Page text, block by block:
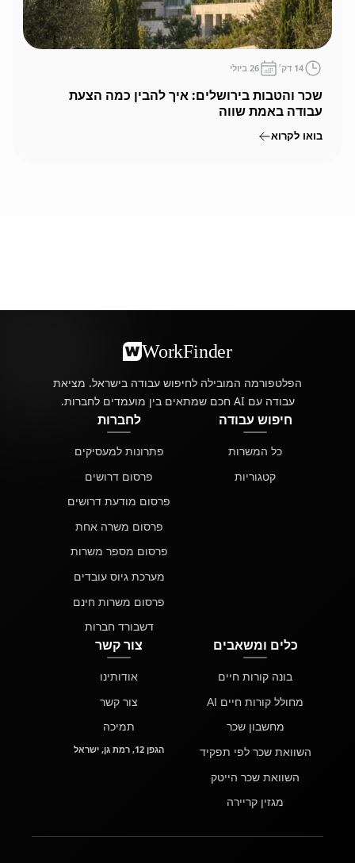
14 דק׳ 26 ביולי
שכר והטבות בירושלים: איך להבין כמה הצעת
עבודה באמת שווה
בואו לקרוא
WorkFinder
הפלטפורמה המובילה לחיפוש עבודה בישראל. מציאת
עבודה עם AI חכם שמתאים בין מועמדים לחברות.
חיפוש עבודה
כל המשרות
קטגוריות
לחברות
פתרונות למעסיקים
פרסום דרושים
פרסום מודעת דרושים
פרסום משרה אחת
פרסום מספר משרות
מערכת גיוס עובדים
פרסום משרות חינם
דשבורד חברות
כלים ומשאבים
בונה קורות חיים
מחולל קורות חיים AI
מחשבון שכר
השוואת שכר לפי תפקיד
השוואת שכר הייטק
מגזין קריירה
צור קשר
אודותינו
צור קשר
תמיכה
הגפן 12, רמת גן, ישראל